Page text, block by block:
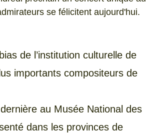
se félicitent aujourd'hui.
de l’institution culturelle de
importants compositeurs de
au Musée National des
dans les provinces de